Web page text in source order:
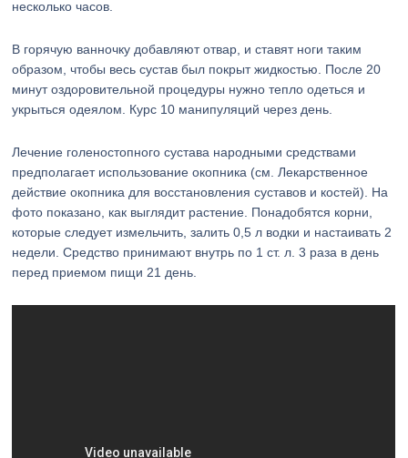
несколько часов.
В горячую ванночку добавляют отвар, и ставят ноги таким
образом, чтобы весь сустав был покрыт жидкостью. После 20
минут оздоровительной процедуры нужно тепло одеться и
укрыться одеялом. Курс 10 манипуляций через день.
Лечение голеностопного сустава народными средствами
предполагает использование окопника (см. Лекарственное
действие окопника для восстановления суставов и костей). На
фото показано, как выглядит растение. Понадобятся корни,
которые следует измельчить, залить 0,5 л водки и настаивать 2
недели. Средство принимают внутрь по 1 ст. л. 3 раза в день
перед приемом пищи 21 день.